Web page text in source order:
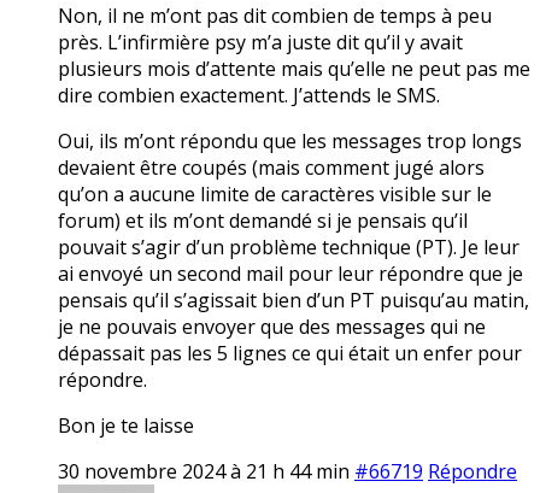
Non, il ne m’ont pas dit combien de temps à peu
près. L’infirmière psy m’a juste dit qu’il y avait
plusieurs mois d’attente mais qu’elle ne peut pas me
dire combien exactement. J’attends le SMS.
Oui, ils m’ont répondu que les messages trop longs
devaient être coupés (mais comment jugé alors
qu’on a aucune limite de caractères visible sur le
forum) et ils m’ont demandé si je pensais qu’il
pouvait s’agir d’un problème technique (PT). Je leur
ai envoyé un second mail pour leur répondre que je
pensais qu’il s’agissait bien d’un PT puisqu’au matin,
je ne pouvais envoyer que des messages qui ne
dépassait pas les 5 lignes ce qui était un enfer pour
répondre.
Bon je te laisse
30 novembre 2024 à 21 h 44 min #66719 Répondre